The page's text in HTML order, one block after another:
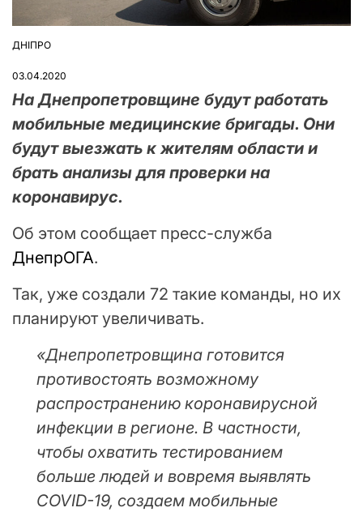
ОПУБЛІКУВАТИ
ДНІПРО
03.04.2020
На Днепропетровщине будут работать
мобильные медицинские бригады. Они
будут выезжать к жителям области и
брать анализы для проверки на
коронавирус.
Об этом сообщает пресс-служба
ДнепрОГА.
Так, уже создали 72 такие команды, но их
планируют увеличивать.
«Днепропетровщина готовится
противостоять возможному
распространению коронавирусной
инфекции в регионе. В частности,
чтобы охватить тестированием
больше людей и вовремя выявлять
COVID-19, создаем мобильные